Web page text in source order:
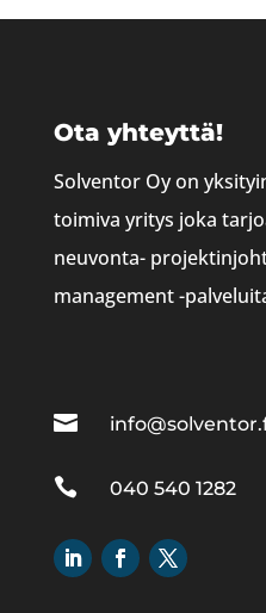
Ota yhteyttä!
Solventor Oy on
toimiva yritys joka
neuvonta-
management -

 040 540 1282